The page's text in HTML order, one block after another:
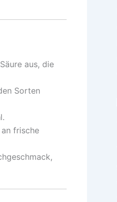
aus, die
Sorten
frische